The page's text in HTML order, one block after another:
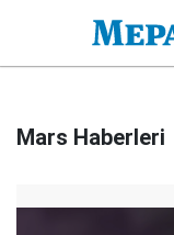
Mars Haberleri